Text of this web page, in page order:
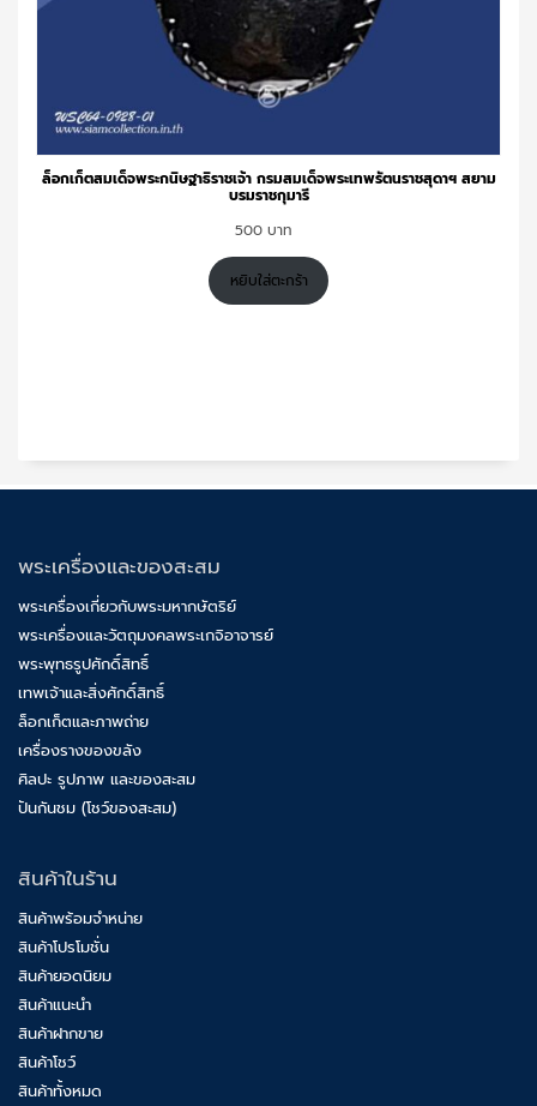
ล็อกเก็ตสมเด็จพระกนิษฐาธิราชเจ้า กรมสมเด็จพระเทพรัตนราชสุดาฯ สยาม
บรมราชกุมารี
500
หยิบใส่ตะกร้า
พระเครื่องและของสะสม
พระเครื่องเกี่ยวกับพระมหากษัตริย์
พระเครื่องและวัตถุมงคลพระเกจิอาจารย์
พระพุทธรูปศักดิ์สิทธิ์
เทพเจ้าและสิ่งศักดิ์สิทธิ์
ล็อกเก็ตและภาพถ่าย
เครื่องรางของขลัง
ศิลปะ รูปภาพ และของสะสม
ปันกันชม (โชว์ของสะสม)
สินค้าในร้าน
สินค้าพร้อมจำหน่าย
สินค้าโปรโมชั่น
สินค้ายอดนิยม
สินค้าแนะนำ
สินค้าฝากขาย
สินค้าโชว์
สินค้าทั้งหมด